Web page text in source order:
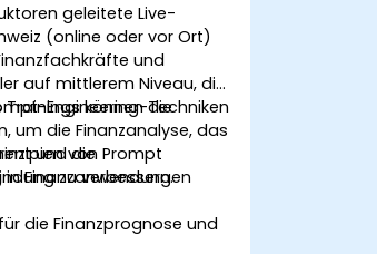
geleitete Live-
(online oder vor Ort)
und
auf mittlerem Niveau, die
Engineering-Techniken
um die Finanzanalyse, das
und die
zu verbessern.
Trainings können die
von Prompt
in Finanzanwendungen
die Finanzprognose und